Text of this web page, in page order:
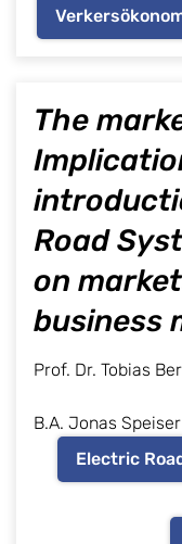
The
Road
on
business
Prof. Dr. Tobias
B.A. Jonas Speiser
Electric